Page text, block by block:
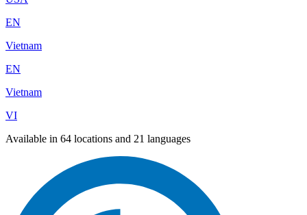
EN
Vietnam
EN
Vietnam
VI
Available in 64 locations and 21 languages